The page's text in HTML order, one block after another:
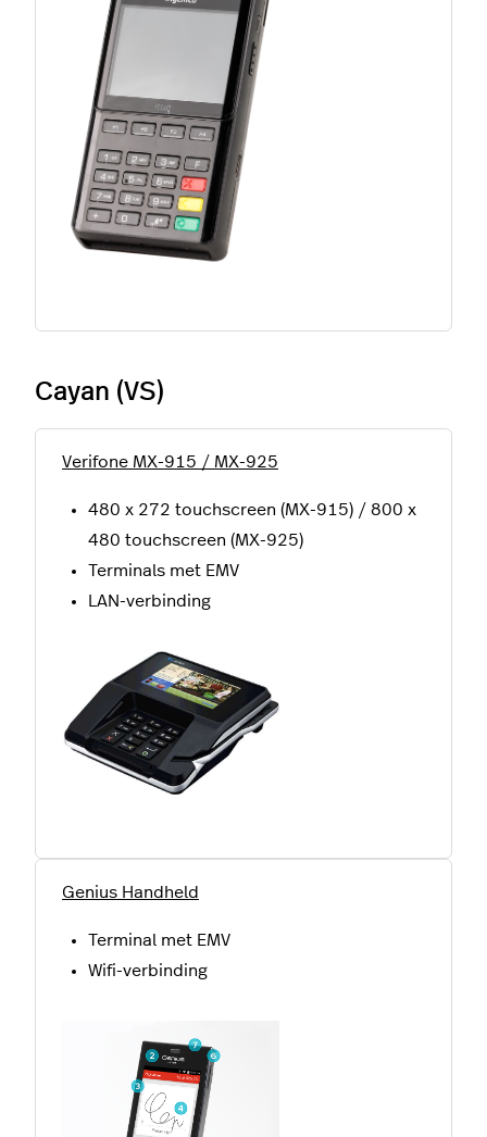
Cayan (VS)
Verifone MX-915 / MX-925
480 x 272 touchscreen (MX-915) / 800 x
480 touchscreen (MX-925)
Terminals met EMV
LAN-verbinding
Genius Handheld
Terminal met EMV
Wifi-verbinding